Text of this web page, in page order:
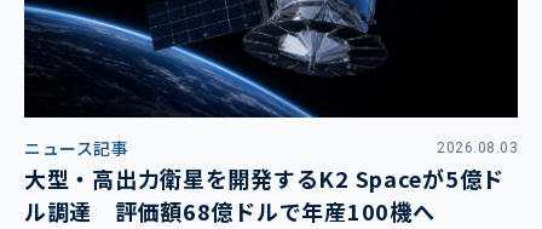
ニュース記事 2026.08.03
大型・高出力衛星を開発するK2 Spaceが5億ド
ル調達 評価額68億ドルで年産100機へ